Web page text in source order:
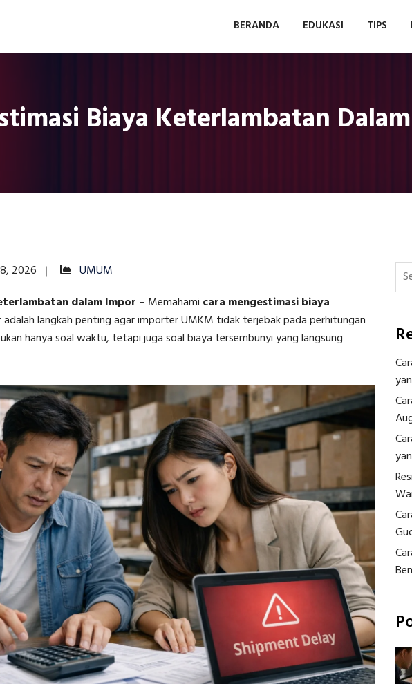
BERANDA EDUKASI TIPS
Biaya Keterlambatan
2026
UMUM
dalam Impor – Memahami cara mengestimasi biaya
adalah langkah penting agar importer UMKM tidak terjebak pada perhitungan
hanya soal waktu, tetapi juga soal biaya tersembunyi yang langsung